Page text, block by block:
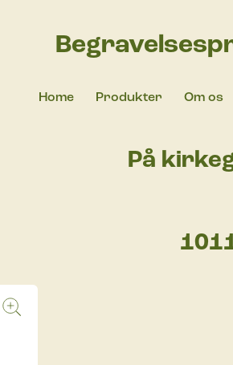
Home Produkter Om os
På